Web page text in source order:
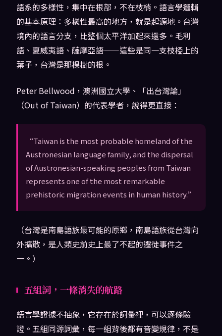
語系的多樣性，集中在根部，不在枝梢。語言學邏輯
的基本原理：多樣性最高的地方，就是起源地。台灣
境內的語言分支，比整個太平洋加起來還多。毛利
語、夏威夷語、薩摩亞語——這些是同一支枝椏上的
葉子，台灣是那棵樹的根。
Peter Bellwood，澳洲國立大學、「出台灣論」
（Out of Taiwan）的代表學者，說得更直接：
“Taiwan is the most probable homeland of the
Austronesian language family, and the dispersal
of Austronesian-speaking peoples from Taiwan
represents one of the most remarkable
prehistoric migration events in human history.”
（台灣是南島語族最可能的原鄉，南島語族從台灣向
外擴散，是人類史前史上最了不起的遷徙事件之
一。）
五組詞，一條消失的航路
語言學證據不抽象，它存在於詞彙裡，可以逐條驗
證。五組同源詞彙，每一組背後都有音變規律，不是